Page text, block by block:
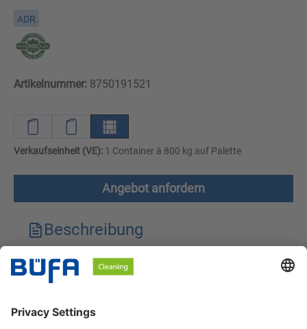
ADR
Artikelnummer: 8750191521
Verkaufseinheit (VE): 1 Container à 800 kg auf Palette
Angebot anfordern
Beschreibung
Technische Merkmale
Sicherheitshinweise